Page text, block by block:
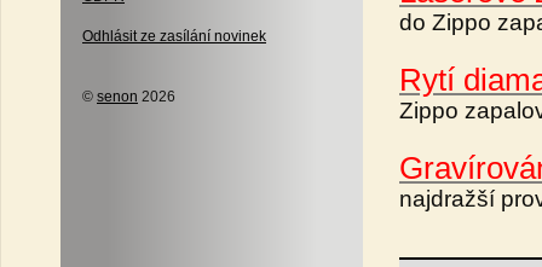
Odhlásit ze zasílání novinek
© senon 2026
do Zippo
Rytí
Zippo
najdražší